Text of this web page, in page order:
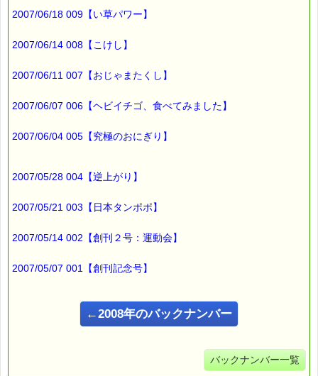
■メルマガ読者だけの eクーポン券 プレゼント
━━━━━━━━☆
タイプ ：くじタイプ
バッチフラワーレメディ・レスキュークリーム１本当毎に
当たる確率は（1等：5% 2等：10% 3等：85%）です。
す。
詳しくは下記サイトをご覧ください。
→https://pass-thyme.com/info/#coupon
∞∞∞∞∞∞∞∞∞∞∞∞∞∞∞∞∞∞∞∞∞∞∞∞∞∞∞∞∞∞∞∞∞
応募など）していただいたお客様だけにお届けする限定配信メー
∞∞∞∞∞∞∞∞∞∞∞∞∞∞∞∞∞∞∞∞∞∞∞∞∞∞∞∞∞∞∞∞∞
→https://pass-thyme.com/special/maga_back.asp
2007/06/18 009【い草パワー】
2007/06/14 008【こけし】
2007/06/11 007【おじゃまたくし】
2007/06/07 006【ヘビイチゴ、食べてみました】
2007/06/04 005【究極のおにぎり】
2007/05/28 004【逆上がり】
2007/05/21 003【日本タンポポ】
2007/05/14 002【創刊２号：運動会】
2007/05/07 001【創刊記念号】
←2008年のバックナンバー
バックナンバー一覧